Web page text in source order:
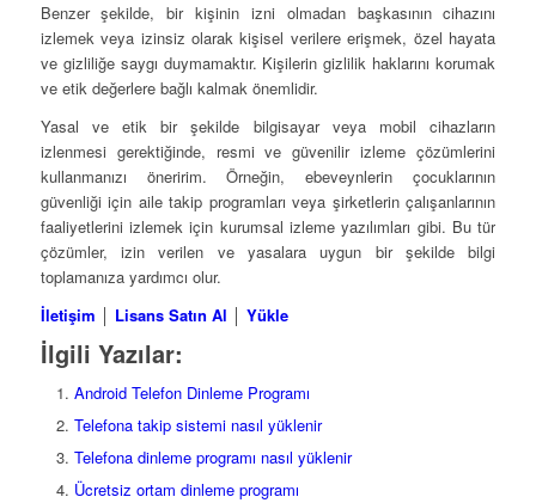
Benzer şekilde, bir kişinin izni olmadan başkasının cihazını
izlemek veya izinsiz olarak kişisel verilere erişmek, özel hayata
ve gizliliğe saygı duymamaktır. Kişilerin gizlilik haklarını korumak
ve etik değerlere bağlı kalmak önemlidir.
Yasal ve etik bir şekilde bilgisayar veya mobil cihazların
izlenmesi gerektiğinde, resmi ve güvenilir izleme çözümlerini
kullanmanızı öneririm. Örneğin, ebeveynlerin çocuklarının
güvenliği için aile takip programları veya şirketlerin çalışanlarının
faaliyetlerini izlemek için kurumsal izleme yazılımları gibi. Bu tür
çözümler, izin verilen ve yasalara uygun bir şekilde bilgi
toplamanıza yardımcı olur.
İletişim │ Lisans Satın Al │ Yükle
İlgili Yazılar:
Android Telefon Dinleme Programı
Telefona takip sistemi nasıl yüklenir
Telefona dinleme programı nasıl yüklenir
Ücretsiz ortam dinleme programı